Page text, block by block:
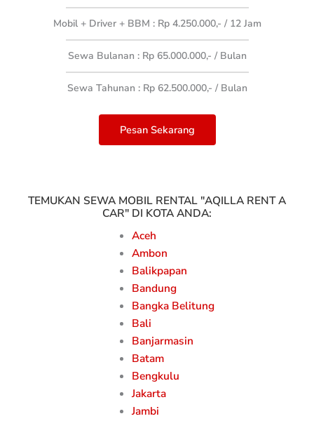
Mobil + Driver + BBM : Rp 4.250.000,- / 12 Jam
Sewa Bulanan : Rp 65.000.000,- / Bulan
Sewa Tahunan : Rp 62.500.000,- / Bulan
Pesan Sekarang
TEMUKAN SEWA MOBIL RENTAL "AQILLA RENT A
CAR" DI KOTA ANDA:
Aceh
Ambon
Balikpapan
Bandung
Bangka Belitung
Bali
Banjarmasin
Batam
Bengkulu
Jakarta
Jambi